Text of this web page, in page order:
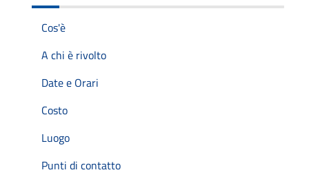
Cos'è
A chi è rivolto
Date e Orari
Costo
Luogo
Punti di contatto